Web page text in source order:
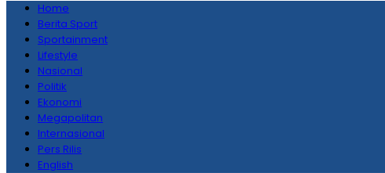
Home
Berita Sport
Sportainment
Lifestyle
Nasional
Politik
Ekonomi
Megapolitan
Internasional
Pers Rilis
English